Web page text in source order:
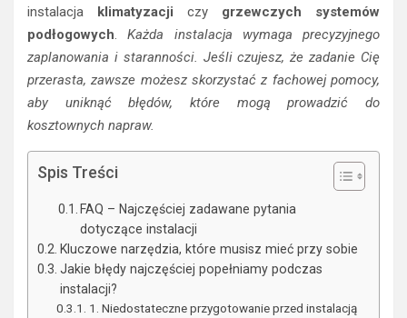
instalacja klimatyzacji czy grzewczych systemów
podłogowych.Każda instalacja wymaga precyzyjnego
zaplanowania i staranności. Jeśli czujesz, że zadanie Cię
przerasta, zawsze możesz skorzystać z fachowej pomocy,
aby uniknąć błędów, które mogą prowadzić do
kosztownych napraw.
Spis Treści
FAQ – Najczęściej zadawane pytania
dotyczące instalacji
Kluczowe narzędzia, które musisz mieć przy sobie
Jakie błędy najczęściej popełniamy podczas
instalacji?
1. Niedostateczne przygotowanie przed instalacją